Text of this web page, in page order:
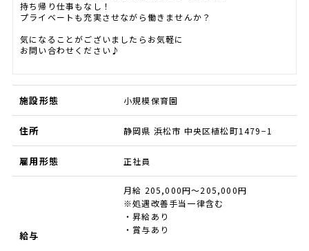
持ち帰り仕事もなし！
プライベートも充実させながら働きませんか？
気になることがございましたらお気軽に
お問い合わせください♪
施設形態 小規模保育園
住所 静岡県 浜松市 中央区植松町1479−1
雇用形態 正社員
給与
月給 205,000円～205,000円
※処遇改善手当一律含む
・昇給あり
・賞与あり